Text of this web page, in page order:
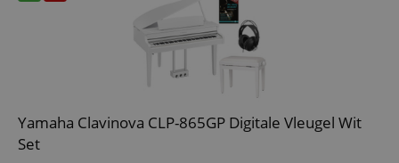
Yamaha Clavinova CLP-865GP Digitale Vleugel Wit
Set